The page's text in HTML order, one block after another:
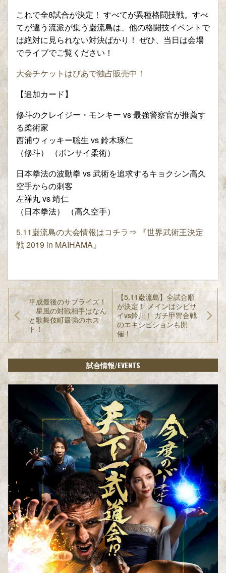
これで全8試合が決定！ すべてが異種格闘技戦。すべ
てが違う流派が集う巌流島は、他の格闘技イベントで
は絶対に見られない対決ばかり！ ぜひ、当日は会場
でライブでご覧ください！
大会チケットはぴあで独占販売中！
【追加カード】
修斗のクレイジー・モンキー vs 最強警察官が推薦す
る柔術家
西浦ウィッキー聡生 vs 鈴木琢仁
（修斗） （ボンサイ柔術）
日本拳法の波動拳 vs 武術を追求するキョクシン高久
空手からの刺客
左禅丸 vs 靖仁
（日本拳法） （高久空手）
5.11 巌流島の大会情報はコチラ⇒
『世界武術王決定
戦2019 in MAIHAMA』
平成最後のサプライズ！
星風の対戦相手はなん
と歌舞伎町最強のホス
ト！
【5.11巌流島】全試合順
が決定！ メインはシビサ
イvs鈴川！ ガチ甲冑合戦
のエキシビションも開
催！
試合情報/EVENTS